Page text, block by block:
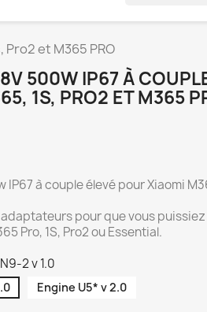
et M365 PRO
500W IP67 À
1S, PRO2 ET M365
IP67 à couple élevé pour Xiaomi
pour que vous
Pro, 1S, Pro2 ou Essential.
2 v 1.0
Engine U5* v 2.0